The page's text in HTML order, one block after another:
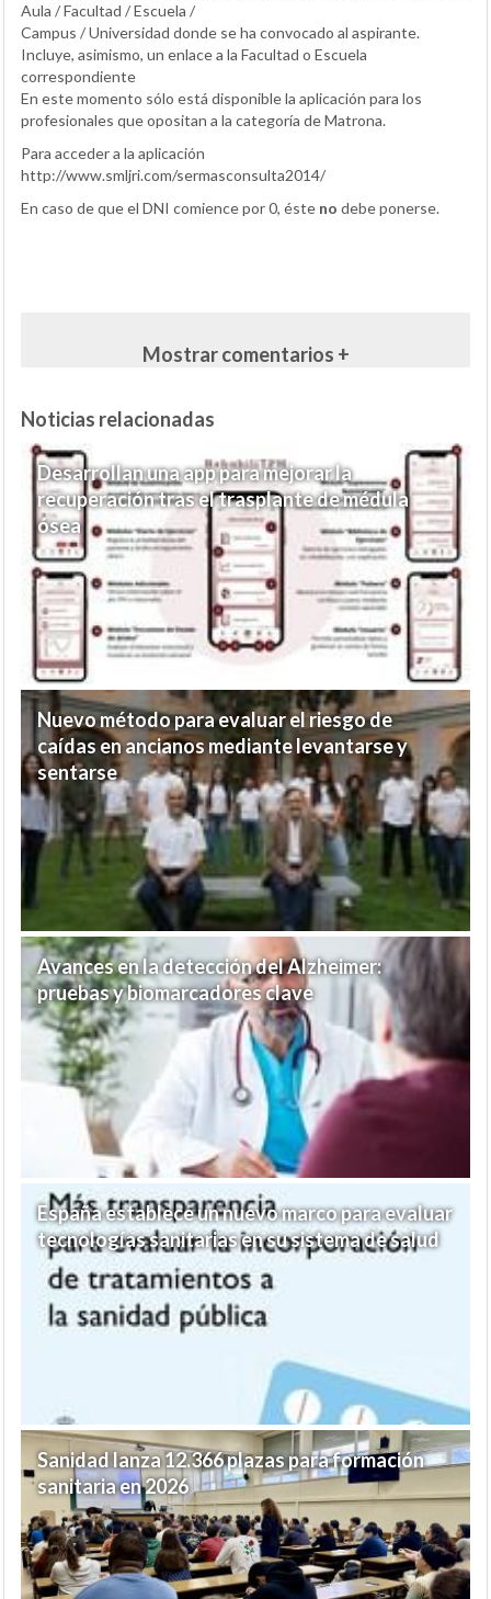
Aula / Facultad / Escuela /
Campus / Universidad donde se ha convocado al aspirante.
Incluye, asimismo, un enlace a la Facultad o Escuela
correspondiente
En este momento sólo está disponible la aplicación para los
profesionales que opositan a la categoría de Matrona.
Para acceder a la aplicación
http://www.smljri.com/sermasconsulta2014/
En caso de que el DNI comience por 0, éste no debe ponerse.
Mostrar comentarios +
Noticias relacionadas
Desarrollan una app para mejorar la
recuperación tras el trasplante de médula
ósea
Nuevo método para evaluar el riesgo de
caídas en ancianos mediante levantarse y
sentarse
Avances en la detección del Alzheimer:
pruebas y biomarcadores clave
España establece un nuevo marco para evaluar
tecnologías sanitarias en su sistema de salud
Sanidad lanza 12.366 plazas para formación
sanitaria en 2026